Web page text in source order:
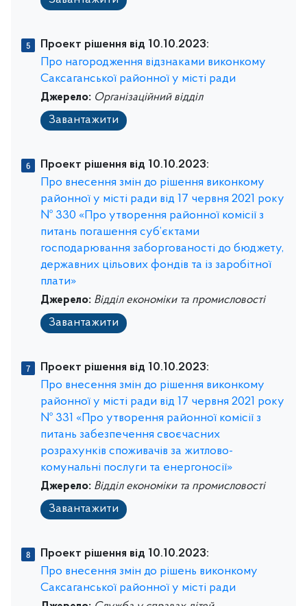
Проект рішення від 10.10.2023:
Про нагородження відзнаками виконкому
Саксаганської районної у місті ради
Джерело: Організаційний відділ
Завантажити
Проект рішення від 10.10.2023:
Про внесення змін до рішення виконкому
районної у місті ради від 17 червня 2021 року
№ 330 «Про утворення районної комісії з
питань погашення суб’єктами
господарювання заборгованості до бюджету,
державних цільових фондів та із заробітної
плати»
Джерело: Відділ економіки та промисловості
Завантажити
Проект рішення від 10.10.2023:
Про внесення змін до рішення виконкому
районної у місті ради від 17 червня 2021 року
№ 331 «Про утворення районної комісії з
питань забезпечення своєчасних
розрахунків споживачів за житлово-
комунальні послуги та енергоносії»
Джерело: Відділ економіки та промисловості
Завантажити
Проект рішення від 10.10.2023:
Про внесення змін до рішень виконкому
Саксаганської районної у місті ради